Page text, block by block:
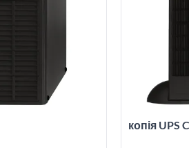
копія UPS